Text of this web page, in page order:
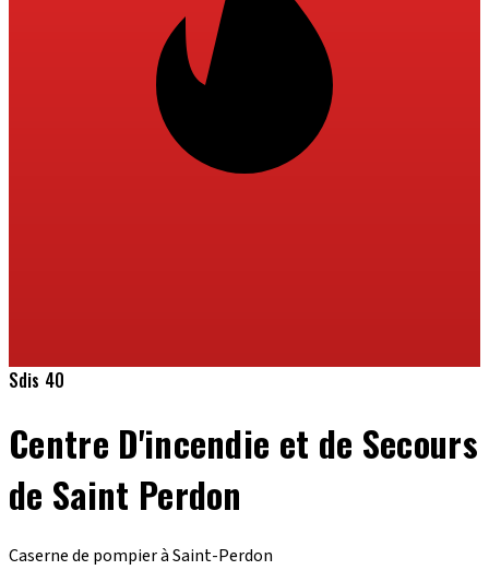
Sdis 40
Centre D'incendie et de Secours
de Saint Perdon
Caserne de pompier à Saint-Perdon